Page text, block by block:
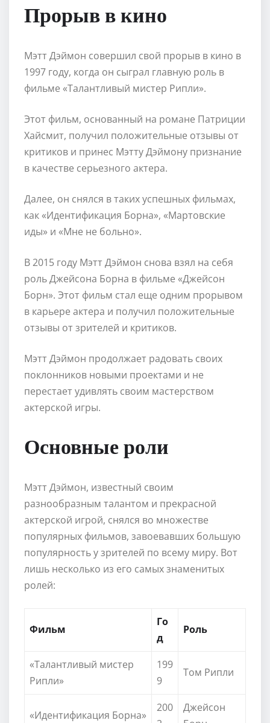
Прорыв в кино
Мэтт Дэймон совершил свой прорыв в кино в
1997 году, когда он сыграл главную роль в
фильме «Талантливый мистер Рипли».
Этот фильм, основанный на романе Патриции
Хайсмит, получил положительные отзывы от
критиков и принес Мэтту Дэймону признание
в качестве серьезного актера.
Далее, он снялся в таких успешных фильмах,
как «Идентификация Борна», «Мартовские
иды» и «Мне не больно».
В 2015 году Мэтт Дэймон снова взял на себя
роль Джейсона Борна в фильме «Джейсон
Борн». Этот фильм стал еще одним прорывом
в карьере актера и получил положительные
отзывы от зрителей и критиков.
Мэтт Дэймон продолжает радовать своих
поклонников новыми проектами и не
перестает удивлять своим мастерством
актерской игры.
Основные роли
Мэтт Дэймон, известный своим
разнообразным талантом и прекрасной
актерской игрой, снялся во множестве
популярных фильмов, завоевавших большую
популярность у зрителей по всему миру. Вот
лишь несколько из его самых знаменитых
ролей:
Фильм
Го
д
Роль
«Талантливый мистер
Рипли»
199
9
Том Рипли
«Идентификация Борна»
200
Джейсон